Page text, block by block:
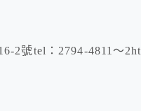
2號tel：2794-4811～